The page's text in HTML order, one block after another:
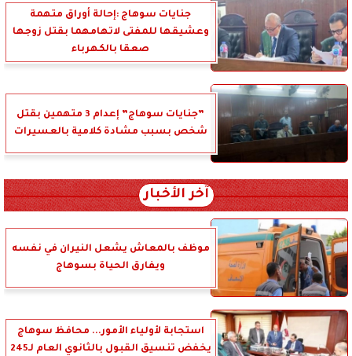
جنايات سوهاج :إحالة أوراق متهمة
وعشيقها للمفتى لاتهامهما بقتل زوجها
صعقا بالكهرباء
”جنايات سوهاج” إعدام 3 متهمين بقتل
شخص بسبب مشادة كلامية بالعسيرات
آخر الأخبار
موظف بالمعاش يشعل النيران في نفسه
ويفارق الحياة بسوهاج
استجابة لأولياء الأمور... محافظ سوهاج
يخفض تنسيق القبول بالثانوي العام لـ245